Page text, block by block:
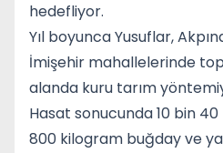
hedefliyor.
Yıl boyunca Yusuflar,
İmişehir mahallelerinde
alanda kuru tarım
Hasat sonucunda 10 bin
800 kilogram buğday ve